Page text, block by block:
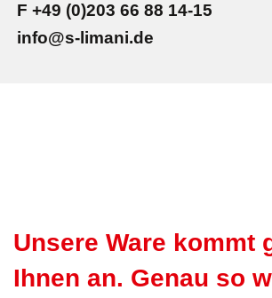
F +49 (0)203 66 88 14-15
info@s-limani.de
Unsere Ware kommt
Ihnen an. Genau so